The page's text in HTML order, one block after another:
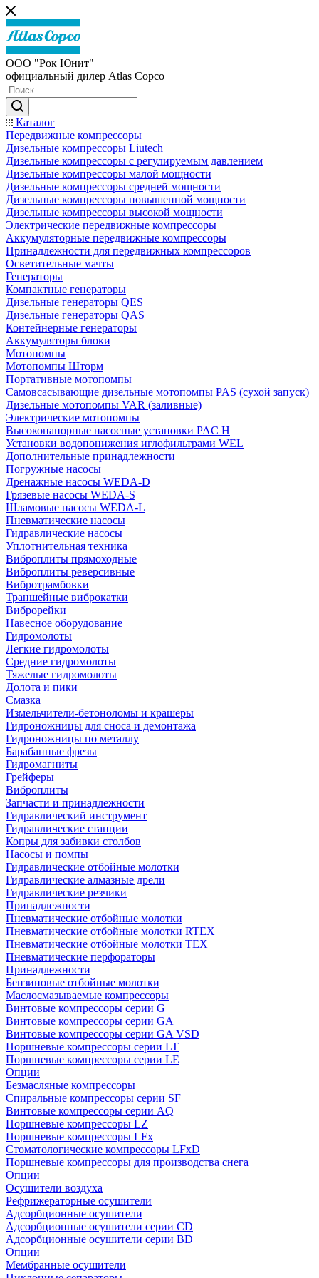
ООО "Рок Юнит"
официальный дилер Atlas Copco
Каталог
Передвижные компрессоры
Дизельные компрессоры Liutech
Дизельные компрессоры с регулируемым давлением
Дизельные компрессоры малой мощности
Дизельные компрессоры средней мощности
Дизельные компрессоры повышенной мощности
Дизельные компрессоры высокой мощности
Электрические передвижные компрессоры
Аккумуляторные передвижные компрессоры
Принадлежности для передвижных компрессоров
Осветительные мачты
Генераторы
Компактные генераторы
Дизельные генераторы QES
Дизельные генераторы QAS
Контейнерные генераторы
Аккумуляторы блоки
Мотопомпы
Мотопомпы Шторм
Портативные мотопомпы
Самовсасывающие дизельные мотопомпы PAS (сухой запуск)
Дизельные мотопомпы VAR (заливные)
Электрические мотопомпы
Высоконапорные насосные установки PAC H
Установки водопонижения иглофильтрами WEL
Дополнительные принадлежности
Погружные насосы
Дренажные насосы WEDA-D
Грязевые насосы WEDA-S
Шламовые насосы WEDA-L
Пневматические насосы
Гидравлические насосы
Уплотнительная техника
Виброплиты прямоходные
Виброплиты реверсивные
Вибротрамбовки
Траншейные виброкатки
Виброрейки
Навесное оборудование
Гидромолоты
Легкие гидромолоты
Средние гидромолоты
Тяжелые гидромолоты
Долота и пики
Смазка
Измельчители-бетоноломы и крашеры
Гидроножницы для сноса и демонтажа
Гидроножницы по металлу
Барабанные фрезы
Гидромагниты
Грейферы
Виброплиты
Запчасти и принадлежности
Гидравлический инструмент
Гидравлические станции
Копры для забивки столбов
Насосы и помпы
Гидравлические отбойные молотки
Гидравлические алмазные дрели
Гидравлические резчики
Принадлежности
Пневматические отбойные молотки
Пневматические отбойные молотки RTEX
Пневматические отбойные молотки TEX
Пневматические перфораторы
Принадлежности
Бензиновые отбойные молотки
Маслосмазываемые компрессоры
Винтовые компрессоры серии G
Винтовые компрессоры cерии GA
Винтовые компрессоры cерии GA VSD
Поршневые компрессоры серии LT
Поршневые компрессоры серии LE
Опции
Безмасляные компрессоры
Спиральные компрессоры серии SF
Винтовые компрессоры серии AQ
Поршневые компрессоры LZ
Поршневые компрессоры LFx
Стоматологические компрессоры LFxD
Поршневые компрессоры для производства снега
Опции
Осушители воздуха
Рефрижераторные осушители
Адсорбционные осушители
Адсорбционные осушители серии CD
Адсорбционные осушители серии BD
Опции
Мембранные осушители